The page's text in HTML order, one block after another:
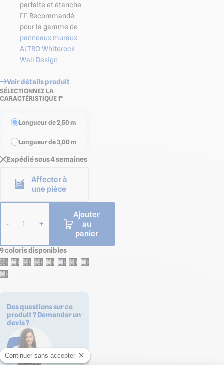
parfaite et étanche
👉🏻 Recommandé
pour la gamme de
panneaux muraux
ALTRO Whiterock
Wall Design
Voir détails produit
SÉLECTIONNEZ LA
CARACTÉRISTIQUE 1*
Longueur de 2,50 m
Longueur de 3,00 m
Expédié sous 4 semaines
Affecter à
une pièce
- 1 +
Ajouter
au
panier
9 coloris disponibles
Des questions sur ce
produit ? Demander un
devis ?
Continuer sans accepter